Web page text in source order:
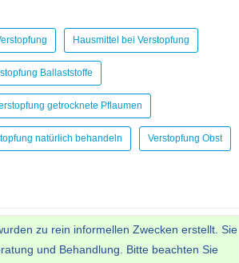
Hausmittel bei Verstopfung
Ballaststoffe
getrocknete Pflaumen
natürlich behandeln Verstopfung Obst
zu rein informellen Zwecken erstellt. Sie
und Behandlung. Bitte beachten Sie